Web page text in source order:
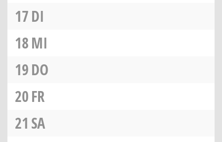
17DI
18MI
19DO
20FR
21 SA